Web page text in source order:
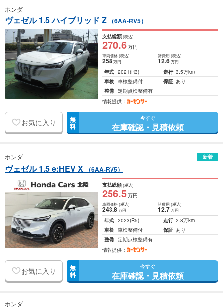
ホンダ
ヴェゼル 1.5 ハイブリッド Z （6AA-RV5）
支払総額(税込)
270.6万円
車両価格(税込)
258万円
諸費用 (税込)
12.6 万円
年式 2021(R3) 走行 3.5万km
車検 車検整備付 保証 あり
整備 定期点検整備有
情報提供：
お気に入り 無
料
今すぐ
在庫確認・見積依頼
ホンダ 新着
ヴェゼル 1.5 e:HEV X （6AA-RV5）
支払総額(税込)
256.5万円
車両価格(税込)
243.8万円
諸費用 (税込)
12.7 万円
年式 2023(R5) 走行 2.8万km
車検 車検整備付 保証 あり
整備 定期点検整備有
情報提供：
お気に入り 無
料
今すぐ
在庫確認・見積依頼
ホンダ